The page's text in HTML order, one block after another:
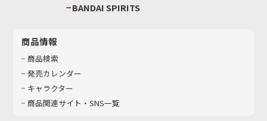
BANDAI SPIRITS
商品情報
商品検索
発売カレンダー
キャラクター
商品関連サイト・SNS一覧